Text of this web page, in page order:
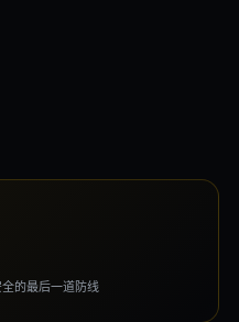
的最后一道防线